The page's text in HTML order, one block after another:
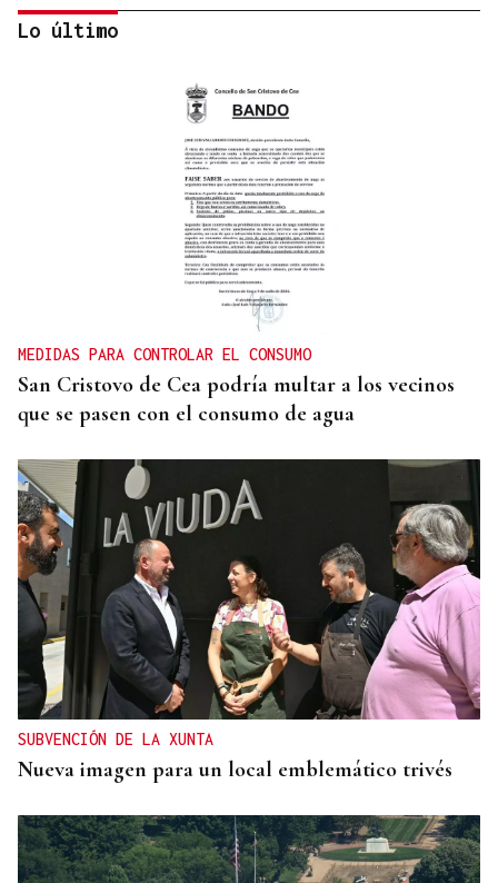
Un herido en la colisión entre dos coches en la
entrada a las termas de Outariz
Lo último
MEDIDAS PARA CONTROLAR EL CONSUMO
San Cristovo de Cea podría multar a los vecinos
que se pasen con el consumo de agua
SUBVENCIÓN DE LA XUNTA
Nueva imagen para un local emblemático trivés